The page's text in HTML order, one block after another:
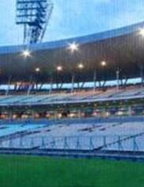
का सबसे अधिक
के बीच डे-
तक डे-नाइट टेस्ट
बार होगा डे-
के बीच खेले जाने वाले